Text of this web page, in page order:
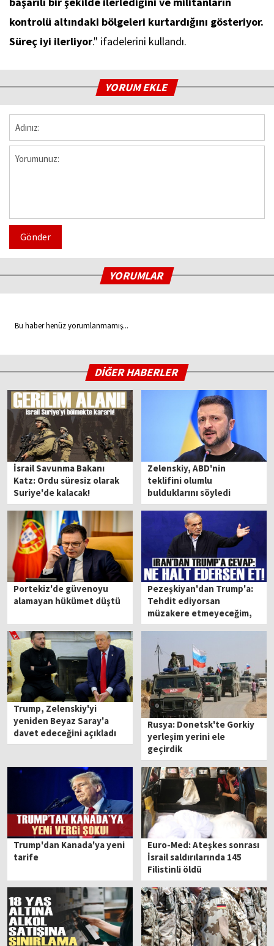
kontrolü altındaki bölgeleri kurtardığını gösteriyor.
Süreç iyi ilerliyor." ifadelerini kullandı.
YORUM EKLE
Gönder
YORUMLAR
Bu haber henüz yorumlanmamış...
DİĞER HABERLER
İsrail Savunma Bakanı
Katz: Ordu süresiz olarak
Suriye'de kalacak!
Zelenskiy, ABD'nin
teklifini olumlu
bulduklarını söyledi
Portekiz'de güvenoyu
alamayan hükümet düştü
Pezeşkiyan'dan Trump'a:
Tehdit ediyorsan
müzakere etmeyeceğim,
ne halt edersen et!
Trump, Zelenskiy'yi
yeniden Beyaz Saray'a
davet edeceğini açıkladı
Rusya: Donetsk'te Gorkiy
yerleşim yerini ele
geçirdik
Trump'dan Kanada'ya yeni
tarife
Euro-Med: Ateşkes sonrası
İsrail saldırılarında 145
Filistinli öldü